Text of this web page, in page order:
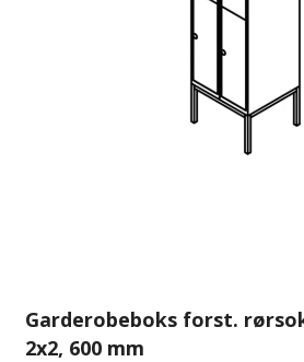
Garderobeboks forst.
2x2, 600 mm